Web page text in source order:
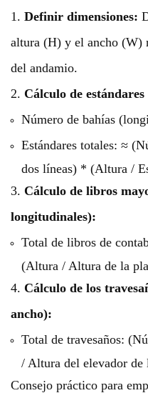
1. Definir dimensiones:
altura (H) y el ancho (W)
del andamio.
2. Cálculo de
Número de bahías
Estándares totales: ≈
dos líneas) * (Altura /
3. Cálculo de libros
longitudinales):
Total de libros de
(Altura / Altura de la
4. Cálculo de los
ancho):
Total de travesaños:
/ Altura del elevador de
Consejo práctico para